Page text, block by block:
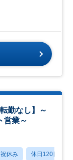
勤なし】～
営業～
休み 休日120日以上